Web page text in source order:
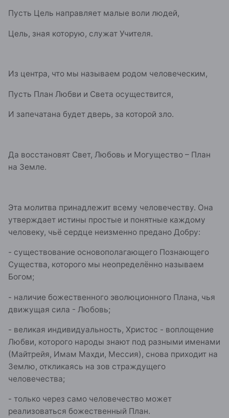
Пусть Цель направляет малые воли людей,
Цель, зная которую, служат Учителя.
Из центра, что мы называем родом человеческим,
Пусть План Любви и Света осуществится,
И запечатана будет дверь, за которой зло.
Да восстановят Свет, Любовь и Могущество – План
на Земле.
Эта молитва принадлежит всему человечеству. Она
утверждает истины простые и понятные каждому
человеку, чьё сердце неизменно предано Добру:
- существование основополагающего Познающего
Существа, которого мы неопределённо называем
Богом;
- наличие божественного эволюционного Плана, чья
движущая сила - Любовь;
- великая индивидуальность, Христос - воплощение
Любви, которого народы знают под разными именами
(Майтрейя, Имам Махди, Мессия), снова приходит на
Землю, откликаясь на зов страждущего
человечества;
- только через само человечество может
реализоваться божественный План.